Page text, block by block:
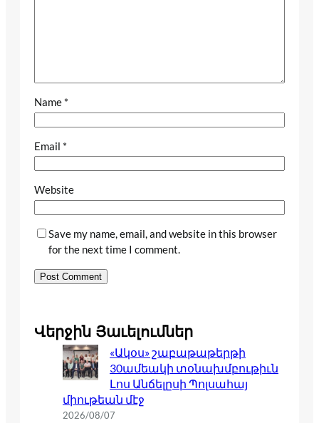
Name *
Email *
Website
Save my name, email, and website in this browser
for the next time I comment.
Վերջին Յաւելումներ
«Ակօս» շաբաթաթերթի
30ամեակի տօնախմբութիւն
Լոս Անճելըսի Պոլսահայ
միութեան մէջ
2026/08/07